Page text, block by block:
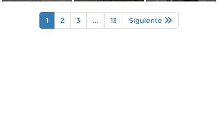
1 2 3 ... 13 Siguiente